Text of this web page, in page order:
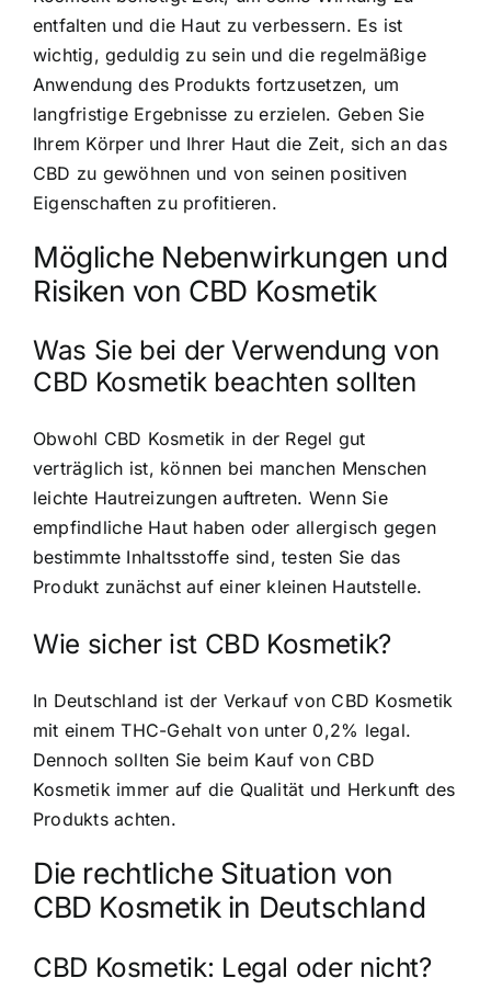
entfalten und die Haut zu verbessern. Es ist
wichtig, geduldig zu sein und die regelmäßige
Anwendung des Produkts fortzusetzen, um
langfristige Ergebnisse zu erzielen. Geben Sie
Ihrem Körper und Ihrer Haut die Zeit, sich an das
CBD zu gewöhnen und von seinen positiven
Eigenschaften zu profitieren.
Mögliche Nebenwirkungen und
Risiken von CBD Kosmetik
Was Sie bei der Verwendung von
CBD Kosmetik beachten sollten
Obwohl CBD Kosmetik in der Regel gut
verträglich ist, können bei manchen Menschen
leichte Hautreizungen auftreten. Wenn Sie
empfindliche Haut haben oder allergisch gegen
bestimmte Inhaltsstoffe sind, testen Sie das
Produkt zunächst auf einer kleinen Hautstelle.
Wie sicher ist CBD Kosmetik?
In Deutschland ist der Verkauf von CBD Kosmetik
mit einem THC-Gehalt von unter 0,2% legal.
Dennoch sollten Sie beim Kauf von CBD
Kosmetik immer auf die Qualität und Herkunft des
Produkts achten.
Die rechtliche Situation von
CBD Kosmetik in Deutschland
CBD Kosmetik: Legal oder nicht?